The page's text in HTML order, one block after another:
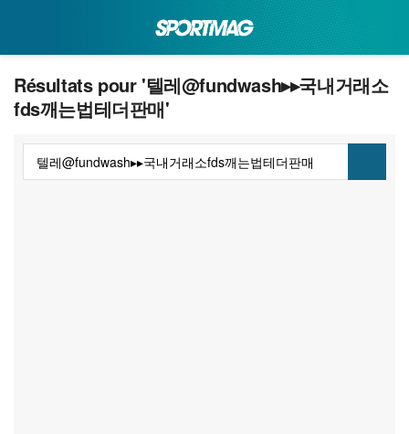
Résultats pour '텔레@fundwash▸▸국내거래소
fds깨는법테더판매'